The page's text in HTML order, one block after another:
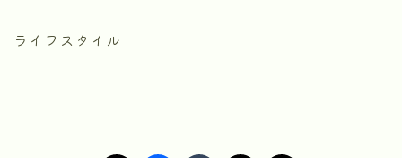
ライフスタイル